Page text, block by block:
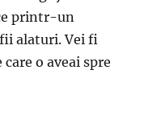
printr-un
alaturi. Vei fi
o aveai spre